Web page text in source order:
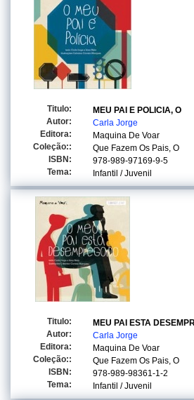
Titulo:
MEU PAI E POLICIA, O
Autor:
Carla Jorge
Editora:
Maquina De Voar
Coleção::
Que Fazem Os Pais, O
ISBN:
978-989-97169-9-5
Tema:
Infantil / Juvenil
Titulo:
MEU PAI ESTA
Autor:
Carla Jorge
Editora:
Maquina De Voar
Coleção::
Que Fazem Os Pais, O
ISBN:
978-989-98361-1-2
Tema:
Infantil / Juvenil